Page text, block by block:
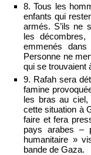
8. Tous les
enfants qui
armés. S’ils ne
les décombres,
emmenés
Personne ne
qui se trouvaient
9. Rafah sera
famine
les bras au ciel,
cette situation à
faire et fera
pays arabes –
humanitaire »
bande de Gaza.